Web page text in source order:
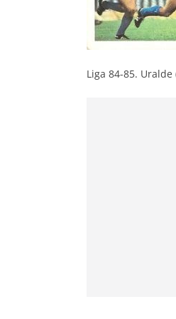
Liga 84-85. Uralde